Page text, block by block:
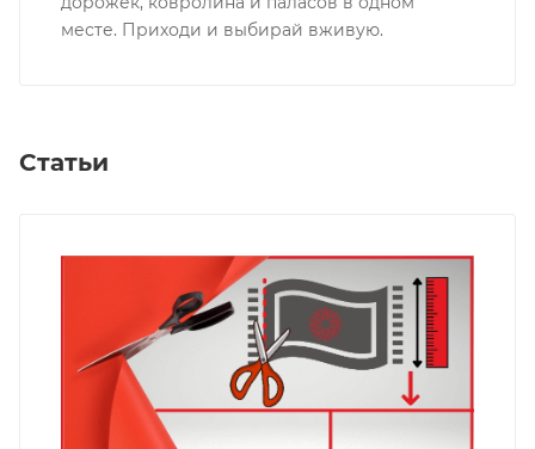
месте. Приходи и выбирай вживую.
Статьи